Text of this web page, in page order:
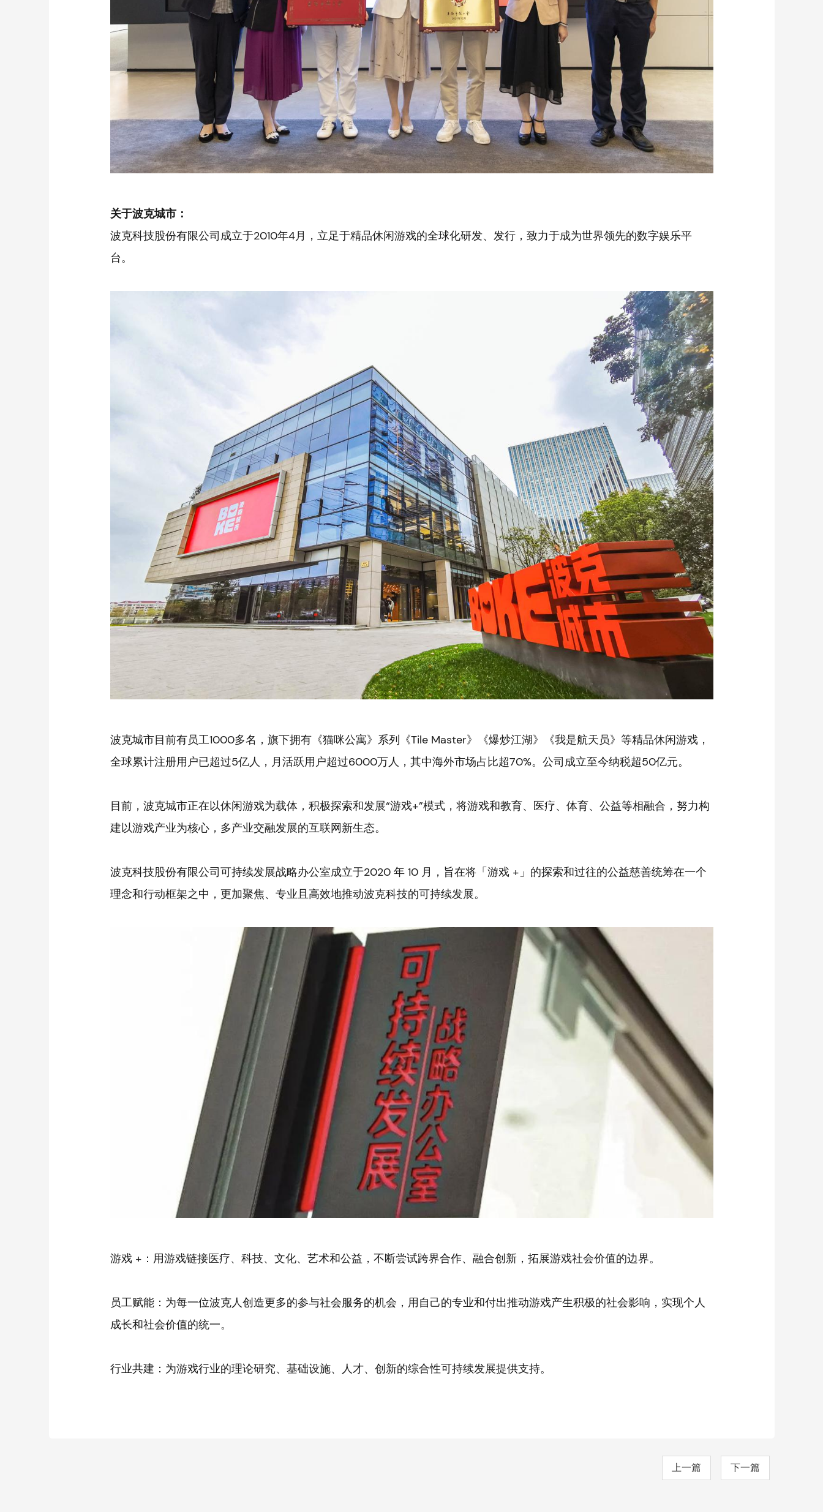
关于波克城市：
波克科技股份有限公司成立于2010年4月，立足于精品休闲游戏的全球化研发、发行，致力于成为世界领先的数字娱乐平
台。
波克城市目前有员工1000多名，旗下拥有《猫咪公寓》系列《Tile Master》《爆炒江湖》《我是航天员》等精品休闲游戏，
全球累计注册用户已超过5亿人，月活跃用户超过6000万人，其中海外市场占比超70%。公司成立至今纳税超50亿元。
目前，波克城市正在以休闲游戏为载体，积极探索和发展“游戏+”模式，将游戏和教育、医疗、体育、公益等相融合，努力构
建以游戏产业为核心，多产业交融发展的互联网新生态。
波克科技股份有限公司可持续发展战略办公室成立于2020 年 10 月，旨在将「游戏 +」的探索和过往的公益慈善统筹在一个
理念和行动框架之中，更加聚焦、专业且高效地推动波克科技的可持续发展。
游戏 +：用游戏链接医疗、科技、文化、艺术和公益，不断尝试跨界合作、融合创新，拓展游戏社会价值的边界。
员工赋能：为每一位波克人创造更多的参与社会服务的机会，用自己的专业和付出推动游戏产生积极的社会影响，实现个人
成长和社会价值的统一。
行业共建：为游戏行业的理论研究、基础设施、人才、创新的综合性可持续发展提供支持。
上一篇 下一篇